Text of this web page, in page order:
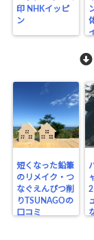
印 NHKイッピ
ン
短くなった鉛筆
のリメイク・つ
なぐえんぴつ削
りTSUNAGOの
口コミ